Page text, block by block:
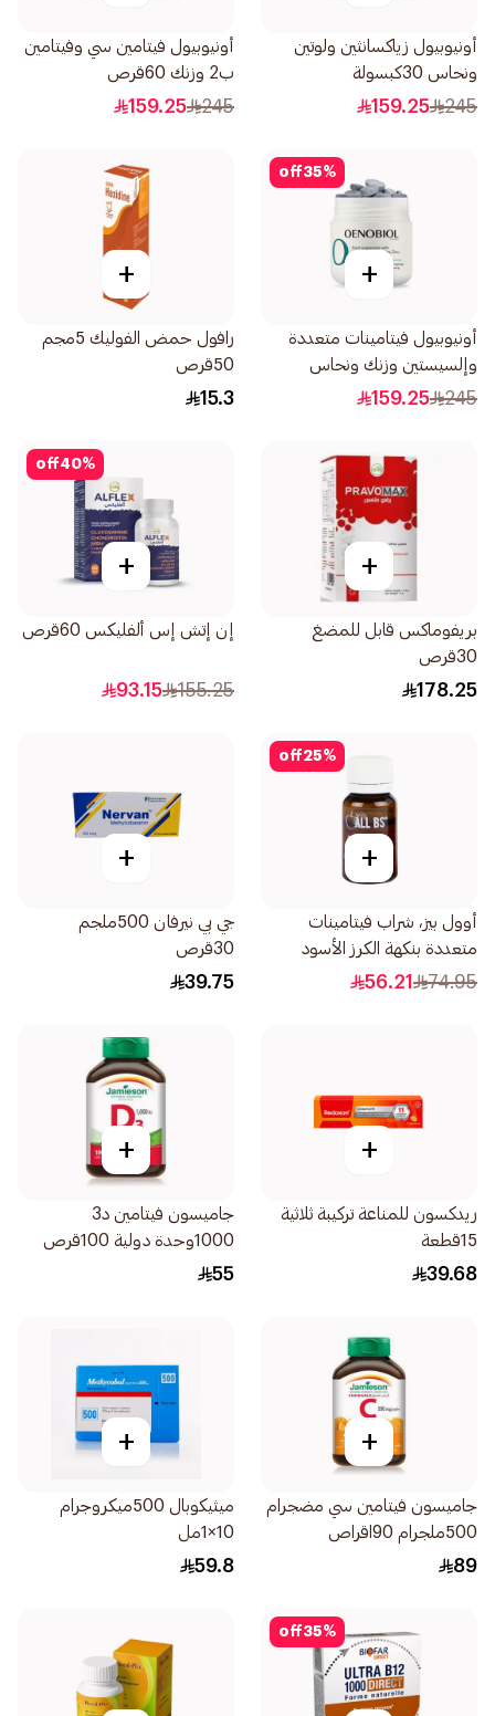
أونيوبيول زياكسانثين ولوتين
ونحاس 30كبسولة
245
159.25
أونيوبيول فيتامين سي وفيتامين
ب2 وزنك 60قرص
245
159.25
35%
off
+
أونيوبيول فيتامينات متعددة
وإلسيستين وزنك ونحاس
60قرص
245
159.25
+
رافول حمض الفوليك 5مجم
50قرص
15.3
+
بريفوماكس قابل للمضغ
30قرص
178.25
40%
off
+
إن إتش إس ألفليكس 60قرص
155.25
93.15
25%
off
+
أوول بيز، شراب فيتامينات
متعددة بنكهة الكرز الأسود
10مل
74.95
56.21
+
جي بي نيرفان 500ملجم
30قرص
39.75
+
ريدكسون للمناعة تركيبة ثلاثية
15قطعة
39.68
+
جاميسون فيتامين د3
1000وحدة دولية 100قرص
55
+
جاميسون فيتامين سي مضجرام
500ملجرام 90اقراص
89
+
ميثيكوبال 500ميكروجرام
10×1مل
59.8
35%
off